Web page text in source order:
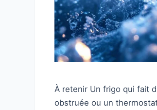
À retenir Un frigo qui fait
obstruée ou un